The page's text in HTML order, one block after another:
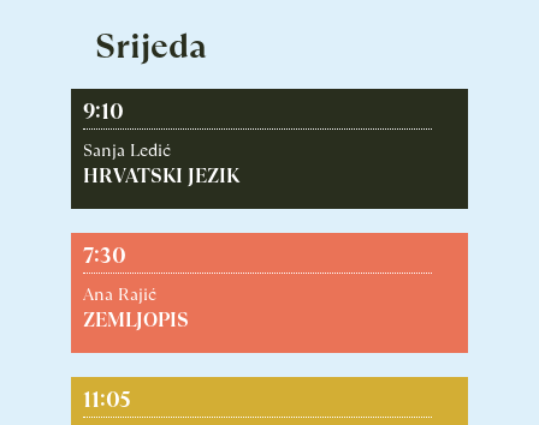
Srijeda
9:10
Sanja Ledić
HRVATSKI JEZIK
7:30
Ana Rajić
ZEMLJOPIS
11:05